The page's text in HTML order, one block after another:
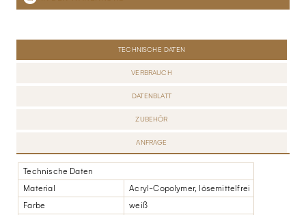
TECHNISCHE DATEN
VERBRAUCH
DATENBLATT
ZUBEHÖR
ANFRAGE
Technische Daten
Material
Acryl-Copolymer, lösemittelfrei
Farbe
weiß